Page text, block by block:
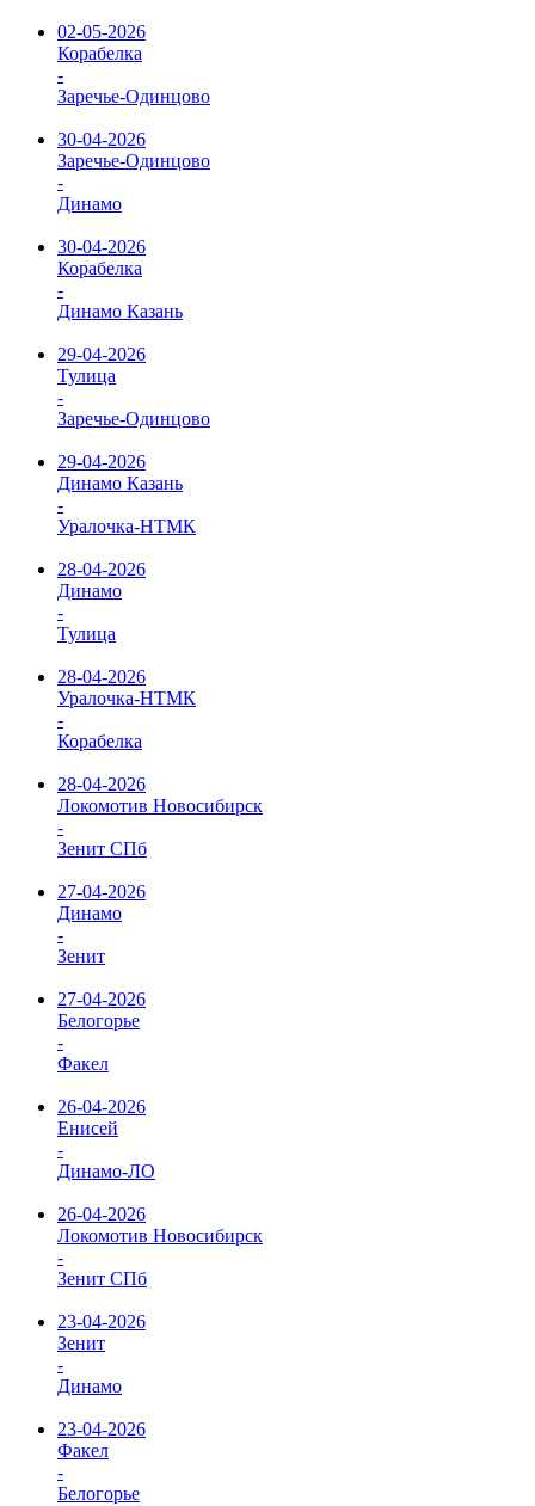
02-05-2026
Корабелка
-
Заречье-Одинцово
30-04-2026
Заречье-Одинцово
-
Динамо
30-04-2026
Корабелка
-
Динамо Казань
29-04-2026
Тулица
-
Заречье-Одинцово
29-04-2026
Динамо Казань
-
Уралочка-НТМК
28-04-2026
Динамо
-
Тулица
28-04-2026
Уралочка-НТМК
-
Корабелка
28-04-2026
Локомотив Новосибирск
-
Зенит СПб
27-04-2026
Динамо
-
Зенит
27-04-2026
Белогорье
-
Факел
26-04-2026
Енисей
-
Динамо-ЛО
26-04-2026
Локомотив Новосибирск
-
Зенит СПб
23-04-2026
Зенит
-
Динамо
23-04-2026
Факел
-
Белогорье